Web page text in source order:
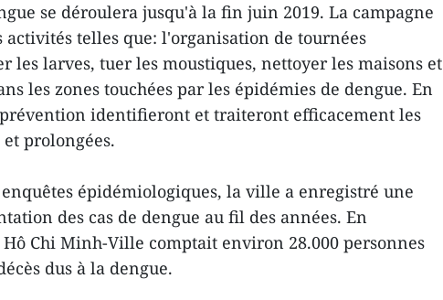
se déroulera jusqu'à la fin juin 2019. La campagne
activités telles que: l'organisation de tournées
les larves, tuer les moustiques, nettoyer les maisons et
les zones touchées par les épidémies de dengue. En
identifieront et traiteront efficacement les
prolongées.
épidémiologiques, la ville a enregistré une
des cas de dengue au fil des années. En
Chi Minh-Ville comptait environ 28.000 personnes
dus à la dengue.